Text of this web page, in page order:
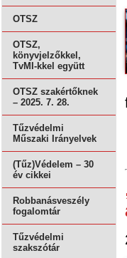
OTSZ
OTSZ,
könyvjelzőkkel,
TvMI-kkel együtt
OTSZ szakértőknek
– 2025. 7. 28.
Tűzvédelmi
Műszaki Irányelvek
(Tűz)Védelem – 30
év cikkei
Robbanásveszély
fogalomtár
Tűzvédelmi
szakszótár